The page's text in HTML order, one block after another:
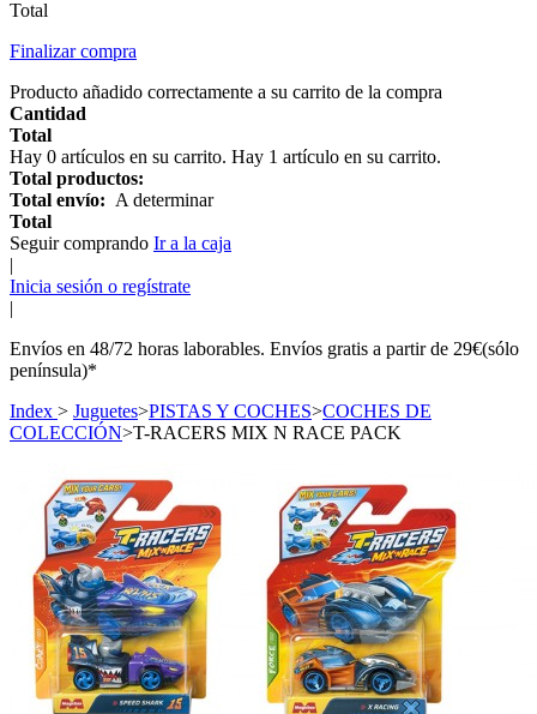
Total
Finalizar compra
Producto añadido correctamente a su carrito de la compra
Cantidad
Total
Hay 0 artículos en su carrito. Hay 1 artículo en su carrito.
Total productos:
Total envío: A determinar
Total
Seguir comprando Ir a la caja
|
Inicia sesión o regístrate
|
Envíos en 48/72 horas laborables. Envíos gratis a partir de 29€(sólo
península)*
Index > Juguetes>PISTAS Y COCHES>COCHES DE
COLECCIÓN>T-RACERS MIX N RACE PACK